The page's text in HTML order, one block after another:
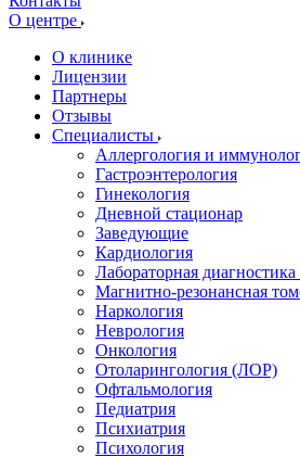
О центре
О клинике
Лицензии
Партнеры
Отзывы
Специалисты
Аллергология и
Гастроэнтерология
Гинекология
Дневной стационар
Заведующие
Кардиология
Лабораторная
Магнитно-резонансная
Наркология
Неврология
Онкология
Отоларингология (ЛОР)
Офтальмология
Педиатрия
Психиатрия
Психология